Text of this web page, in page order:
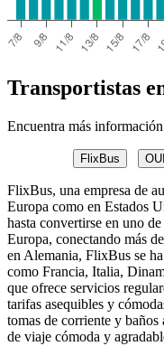
Transportistas
Encuentra más
FlixBus
FlixBus, una empresa de
Europa como en Estados
hasta convertirse en uno
Europa, conectando más
en Alemania, FlixBus se
como Francia, Italia,
que ofrece servicios
tarifas asequibles y
tomas de corriente y
de viaje cómoda y